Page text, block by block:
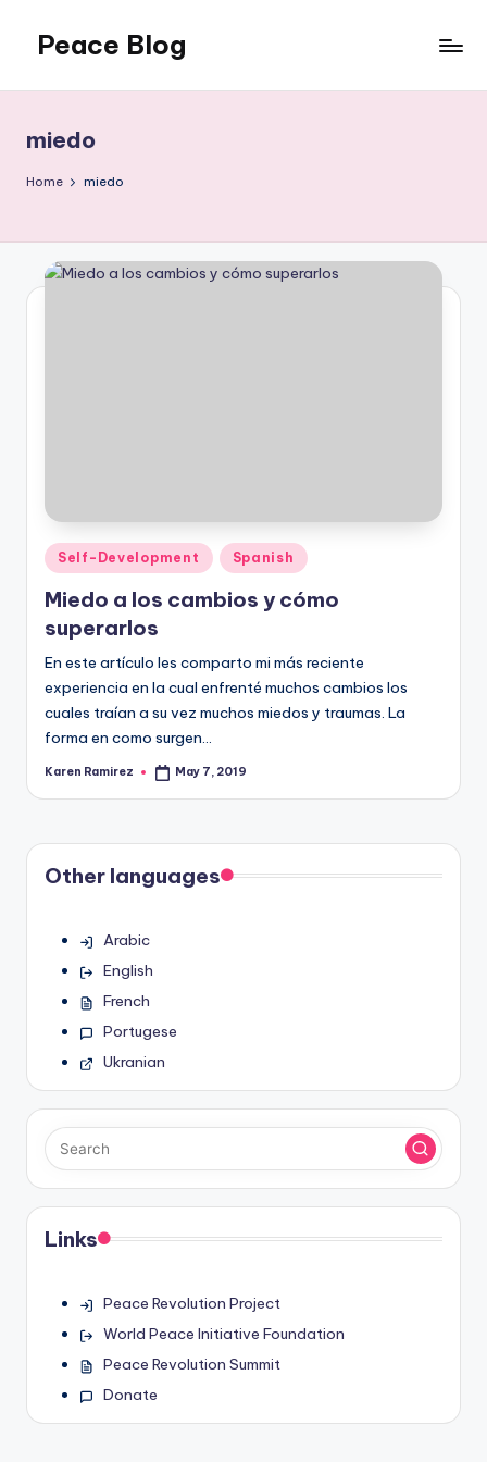
content
Peace Blog
Peace
Like
This
miedo
Home miedo
Posted
in
Self-Development Spanish
Miedo a los cambios y cómo
superarlos
En este artículo les comparto mi más reciente
experiencia en la cual enfrenté muchos cambios los
cuales traían a su vez muchos miedos y traumas. La
forma en como surgen…
Posted
Karen Ramirez May 7, 2019
Other languages
Arabic
English
French
Portugese
Ukranian
Links
Peace Revolution Project
World Peace Initiative Foundation
Peace Revolution Summit
Donate